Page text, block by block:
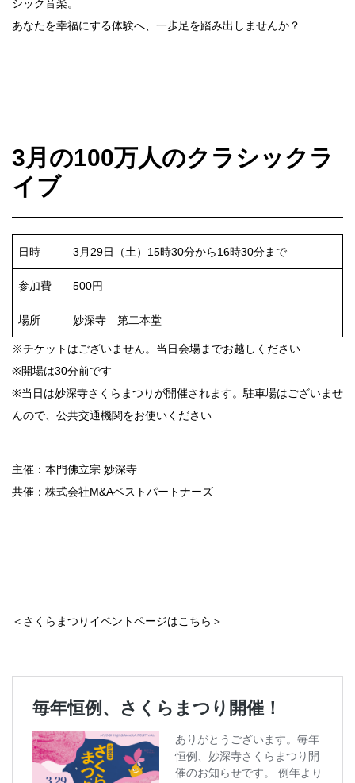
シック音楽。
あなたを幸福にする体験へ、一歩足を踏み出しませんか？
3月の100万人のクラシックラ
イブ
日時 3月29日（土）15時30分から16時30分まで
参加費 500円
場所 妙深寺 第二本堂
※チケットはございません。当日会場までお越しください
※開場は30分前です
※当日は妙深寺さくらまつりが開催されます。駐車場はございませ
んので、公共交通機関をお使いください
主催：本門佛立宗 妙深寺
共催：株式会社M&Aベストパートナーズ
＜さくらまつりイベントページはこちら＞